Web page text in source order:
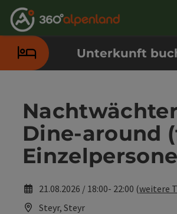
Zum Inhalt
Zur Navigation
Zum Seitenanfang
Zur Kontaktseite
Zur Suche
Zum Impressum
Zu den Hinweisen zur Bedienung der
Zur Startseite
Unterkunft
Nachtwächter
Dine-around
21.08.2026 / 18:00- 22:00 (weitere
Steyr, Steyr